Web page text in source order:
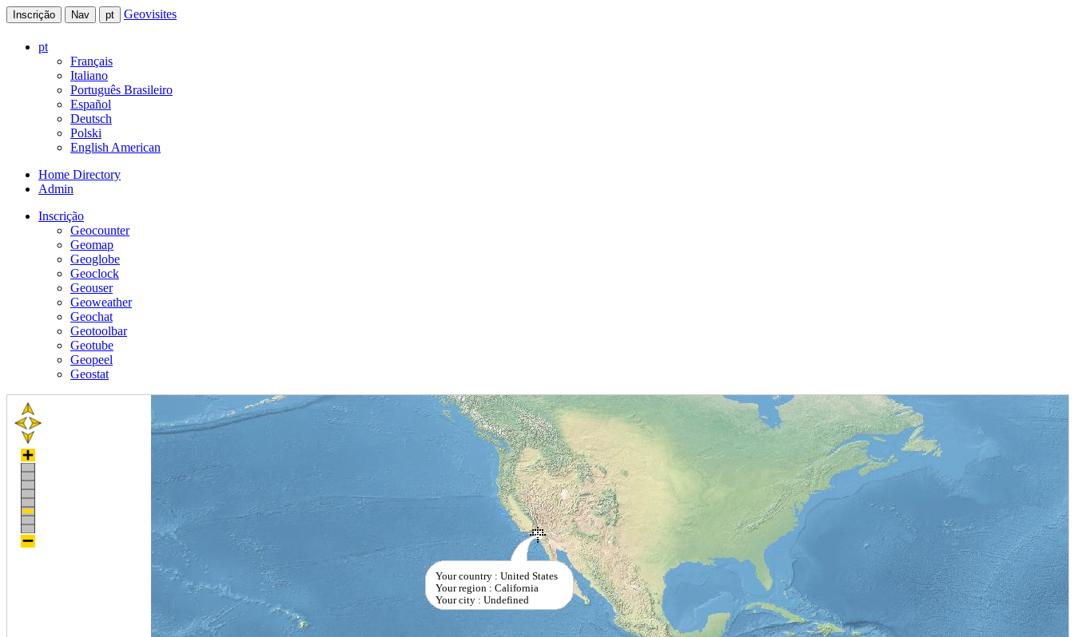
Inscrição Nav pt Geovisites
pt
Français
Italiano
Português Brasileiro
Español
Deutsch
Polski
English American
Home Directory
Admin
Inscrição
Geocounter
Geomap
Geoglobe
Geoclock
Geouser
Geoweather
Geochat
Geotoolbar
Geotube
Geopeel
Geostat
Your country : United States
Your region : California
Your city : Undefined